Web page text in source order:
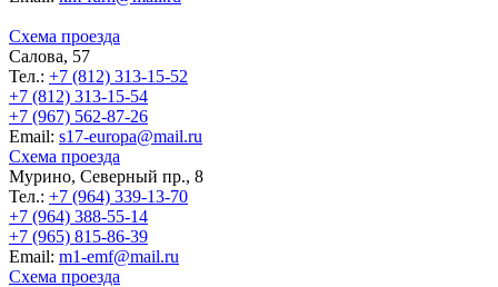
Схема проезда
Салова, 57
Тел.: +7 (812) 313-15-52
+7 (812) 313-15-54
+7 (967) 562-87-26
Еmail: s17-europa@mail.ru
Схема проезда
Мурино, Северный пр., 8
Тел.: +7 (964) 339-13-70
+7 (964) 388-55-14
+7 (965) 815-86-39
Еmail: m1-emf@mail.ru
Схема проезда